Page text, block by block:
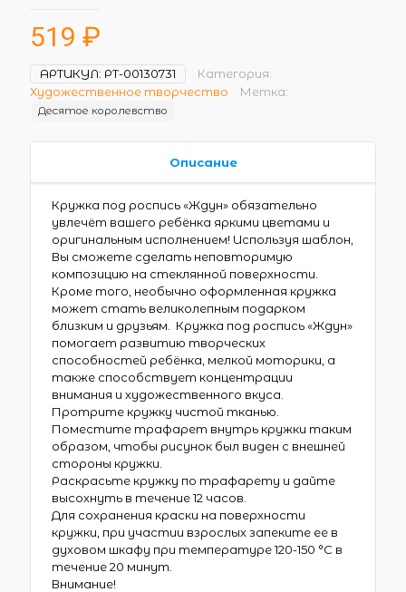
519 ₽
АРТИКУЛ: РТ-00130731
Категория:
Художественное творчество
Метка:
Десятое королевство
Описание
Кружка под роспись «Ждун» обязательно
увлечёт вашего ребёнка яркими цветами и
оригинальным исполнением! Используя шаблон,
Вы сможете сделать неповторимую
композицию на стеклянной поверхности.
Кроме того, необычно оформленная кружка
может стать великолепным подарком
близким и друзьям. Кружка под роспись «Ждун»
помогает развитию творческих
способностей ребёнка, мелкой моторики, а
также способствует концентрации
внимания и художественного вкуса.
Протрите кружку чистой тканью.
Поместите трафарет внутрь кружки таким
образом, чтобы рисунок был виден с внешней
стороны кружки.
Раскрасьте кружку по трафарету и дайте
высохнуть в течение 12 часов.
Для сохранения краски на поверхности
кружки, при участии взрослых запеките ее в
духовом шкафу при температуре 120-150 °С в
течение 20 минут.
Внимание!